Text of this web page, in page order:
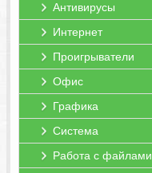
Антивирусы
Интернет
Проигрыватели
Офис
Графика
Система
Работа с файлами